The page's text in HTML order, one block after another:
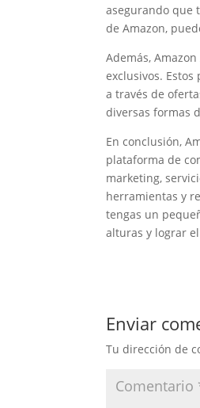
asegurando que
de Amazon,
Además,
exclusivos.
a través de
diversas formas
En conclusión,
plataforma de
marketing,
herramientas y
tengas un
alturas y lograr
Enviar
Tu dirección de